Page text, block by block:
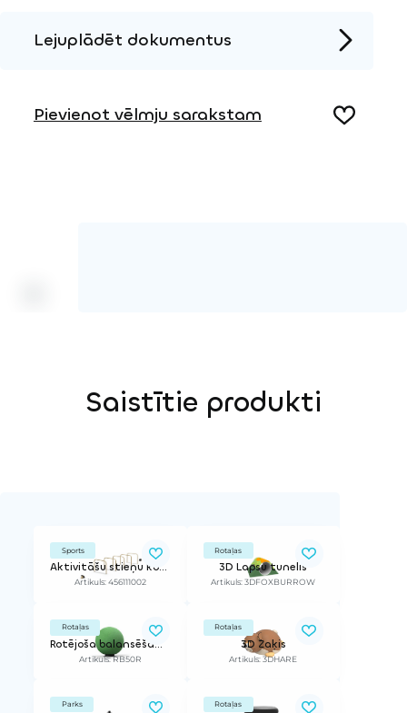
Lejuplādēt dokumentus
Pievienot vēlmju sarakstam
Saistītie produkti
Sports
Aktivitāšu stieņu komplekts (5gab) ar gala pagrieziena elementiem
Artikuls: 456111002
Rotaļas
3D Lapsu tunelis
Artikuls: 3DFOXBURROW
Rotaļas
Rotējoša balansēšanas bumba 50R (gumijas segumam), 50 cm ar noliekšanas un rotēšanas sistēmu
Artikuls: RB50R
Rotaļas
3D Zaķis
Artikuls: 3DHARE
Parks Rotaļas